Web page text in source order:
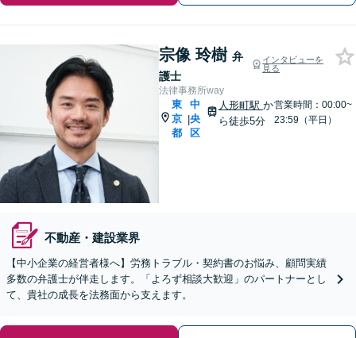
宗像 玲樹 弁
護士
インタビューを
見る
法律事務所way
東
京
都
|
中
央
区
人形町駅 か
ら徒歩5分
営業時間：00:00~
23:59（平日）
不動産・建設業界
【中小企業の経営者様へ】労務トラブル・契約書のお悩み、顧問実績
多数の弁護士が伴走します。「よろず相談大歓迎」のパートナーとし
て、貴社の成長を法務面から支えます。